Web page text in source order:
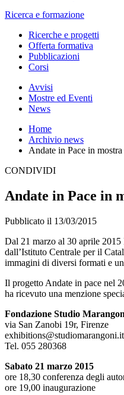
Ricerca e formazione
Ricerche e progetti
Offerta formativa
Pubblicazioni
Corsi
Avvisi
Mostre ed Eventi
News
Home
Archivio news
Andate in Pace in
CONDIVIDI
Andate in Pace in
Pubblicato il 13/03/2015
Dal 21 marzo al 30 aprile
dall’Istituto Centrale per il
immagini di diversi formati e
Il progetto Andate in pace nel
ha ricevuto una menzione
Fondazione Studio
via San Zanobi 19r, Firenze
exhibitions@studiomarangoni.it
Tel. 055 280368
Sabato 21 marzo 2015
ore 18,30 conferenza degli
ore 19,00 inaugurazione